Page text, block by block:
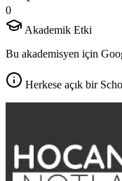
0
Akademik Etki
Bu akademisyen için
Herkese açık bir